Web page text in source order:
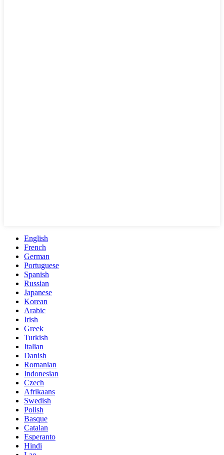
English
French
German
Portuguese
Spanish
Russian
Japanese
Korean
Arabic
Irish
Greek
Turkish
Italian
Danish
Romanian
Indonesian
Czech
Afrikaans
Swedish
Polish
Basque
Catalan
Esperanto
Hindi